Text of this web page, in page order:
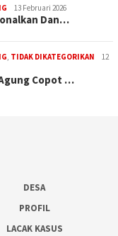
13 Februari 2026
Dan…
, TIDAK DIKATEGORIKAN
12
Copot …
DESA
PROFIL
LACAK KASUS